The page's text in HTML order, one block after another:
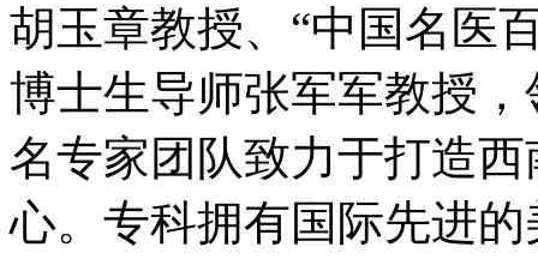
胡玉章教授、“中国名医
博士生导师张军军教授
名专家团队致力于打造
心。专科拥有国际先进的